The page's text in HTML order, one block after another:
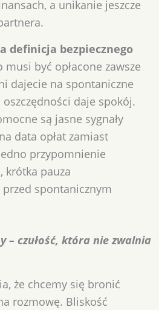
a unikanie jeszcze
definicja bezpiecznego
musi być opłacone zawsze
dajecie na spontaniczne
daje spokój.
są jasne sygnały
data opłat zamiast
przypomnienie
krótka pauza
spontanicznym
– czułość, która nie zwalnia
że chcemy się bronić
rozmowę. Bliskość